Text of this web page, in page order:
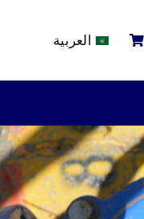
العربية